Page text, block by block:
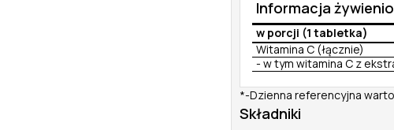
Informacja
w porcji (1 tabletka)
Witamina C (łącznie)
- w tym witamina C z
*-Dzienna referencyjna
Składniki